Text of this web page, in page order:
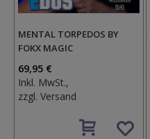
MENTAL TORPEDOS BY
FOKX MAGIC
69,95 €
Inkl. MwSt.,
zzgl. Versand
den